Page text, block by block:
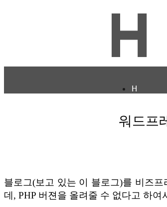
H
정보통신
ⓘ
워드프
블로그(보고 있는 이 블로그)를 비즈
데, PHP 버젼을 올려줄 수 없다고 하